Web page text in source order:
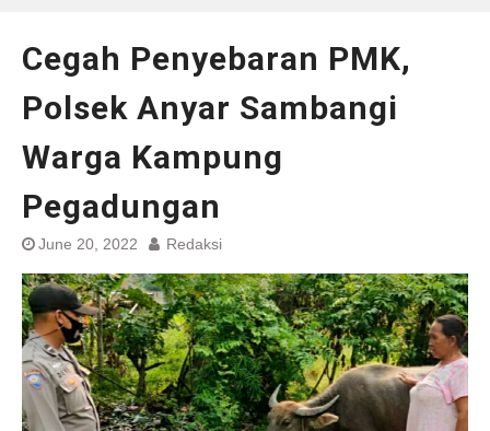
Cegah Penyebaran PMK,
Polsek Anyar Sambangi
Warga Kampung
Pegadungan
June 20, 2022 Redaksi